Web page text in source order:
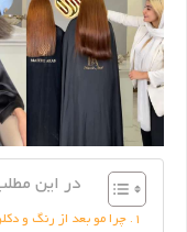
در این
چرا مو بعد از رنگ و